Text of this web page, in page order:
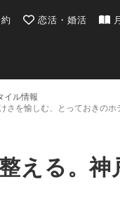
最新のグルメ、洗練さ
恋活・婚活
イル情報
さを愉しむ、とっておきのホ
える。